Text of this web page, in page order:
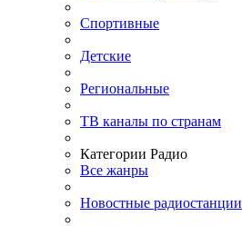
Спортивные
Детские
Региональные
ТВ каналы по странам
Категории Радио
Все жанры
Новостные радиостанции